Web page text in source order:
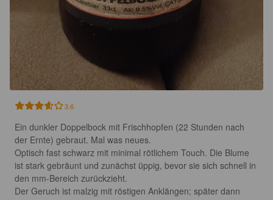
3.6
Ein dunkler Doppelbock mit Frischhopfen (22 Stunden nach
der Ernte) gebraut. Mal was neues.
Optisch fast schwarz mit minimal rötlichem Touch. Die Blume
ist stark gebräunt und zunächst üppig, bevor sie sich schnell in
den mm-Bereich zurückzieht.
Der Geruch ist malzig mit röstigen Anklängen; später dann